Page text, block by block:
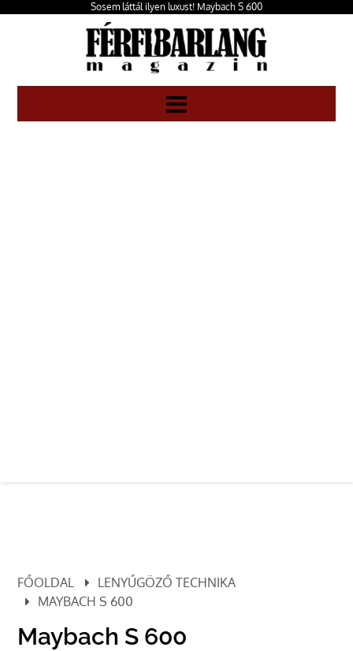
Sosem láttál ilyen luxust! Maybach S 600
FŐOLDAL
LENYŰGÖZŐ TECHNIKA
MAYBACH S 600
Maybach S 600